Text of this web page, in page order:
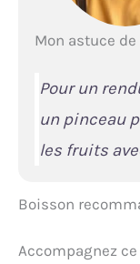
Mon astuce
Pour un
un pinceau
les fruits
Boisson
Accompagnez